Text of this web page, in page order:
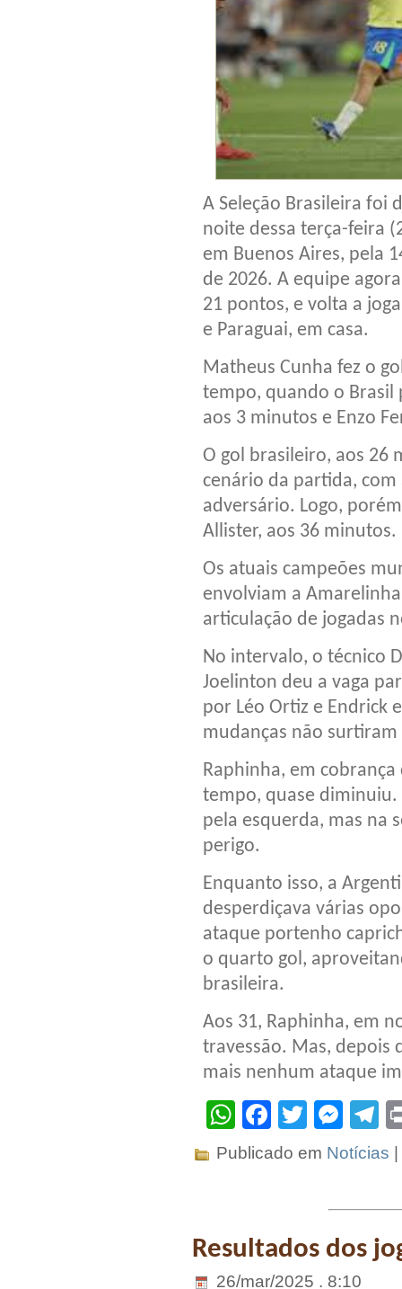
A Seleção Brasileira foi
noite dessa terça-feira
em Buenos Aires, pela
de 2026. A equipe
21 pontos, e volta a
e Paraguai, em casa.
Matheus Cunha fez o
tempo, quando o Brasil
aos 3 minutos e Enzo
O gol brasileiro, aos 26
cenário da partida, com
adversário. Logo,
Allister, aos 36 minutos.
Os atuais campeões
envolviam a
articulação de jogadas
No intervalo, o técnico
Joelinton deu a vaga
por Léo Ortiz e Endrick
mudanças não
Raphinha, em
tempo, quase diminuiu.
pela esquerda, mas na
perigo.
Enquanto isso, a
desperdiçava várias
ataque portenho
o quarto gol,
brasileira.
Aos 31, Raphinha, em
travessão. Mas, depois
mais nenhum ataque
WhatsApp
Facebook
Twitter
Publicado em Notícias |
Resultados dos
26/mar/2025 . 8:10